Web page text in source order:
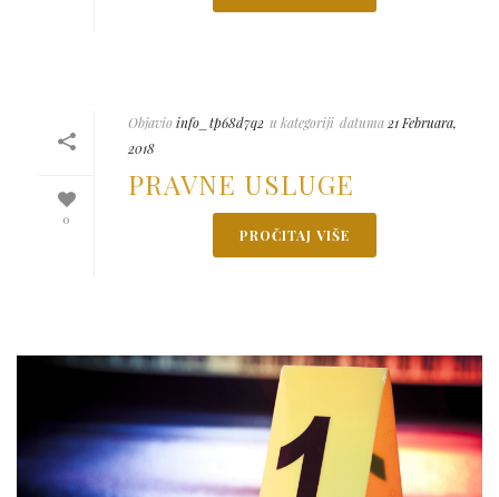
0
Objavioinfo_tp68d7q2 u kategoriji datuma 21 Februara,
2018
PRAVNE USLUGE
PROČITAJ VIŠE